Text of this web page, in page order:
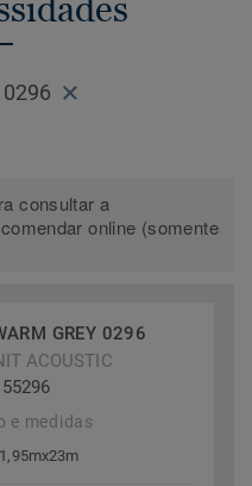
0296
consultar a
online (somente
GREY 0296
ACOUSTIC
e medidas